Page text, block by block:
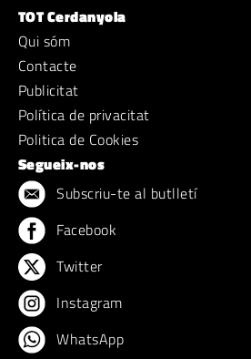
TOT Cerdanyola
Qui sóm
Contacte
Publicitat
Política de privacitat
Politica de Cookies
Segueix-nos
Subscriu-te al butlletí
Facebook
Twitter
Instagram
WhatsApp